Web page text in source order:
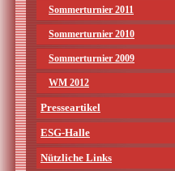
Sommerturnier 2011
Sommerturnier 2010
Sommerturnier 2009
WM 2012
Presseartikel
ESG-Halle
Nützliche Links